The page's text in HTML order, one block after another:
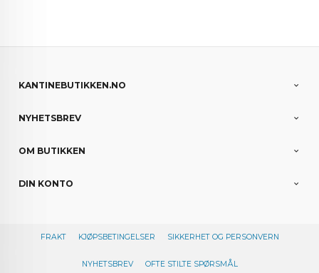
KANTINEBUTIKKEN.NO
NYHETSBREV
OM BUTIKKEN
DIN KONTO
FRAKT KJØPSBETINGELSER SIKKERHET OG PERSONVERN
NYHETSBREV OFTE STILTE SPØRSMÅL